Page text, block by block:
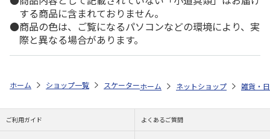
する商品に含まれておりません。
商品の色は、ご覧になるパソコンなどの環境により、実
際と異なる場合があります。
ホーム ショップ一覧 スケーター 抗菌 食洗機対応 直飲みプラワン
ホーム ネットショップ 雑貨・
ご利用ガイド よくあるご質問